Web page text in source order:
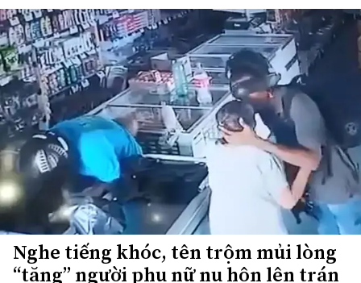
Nghe tiếng khóc, tên trộm mủi lòng
“tặng” người phụ nữ nụ hôn lên trán